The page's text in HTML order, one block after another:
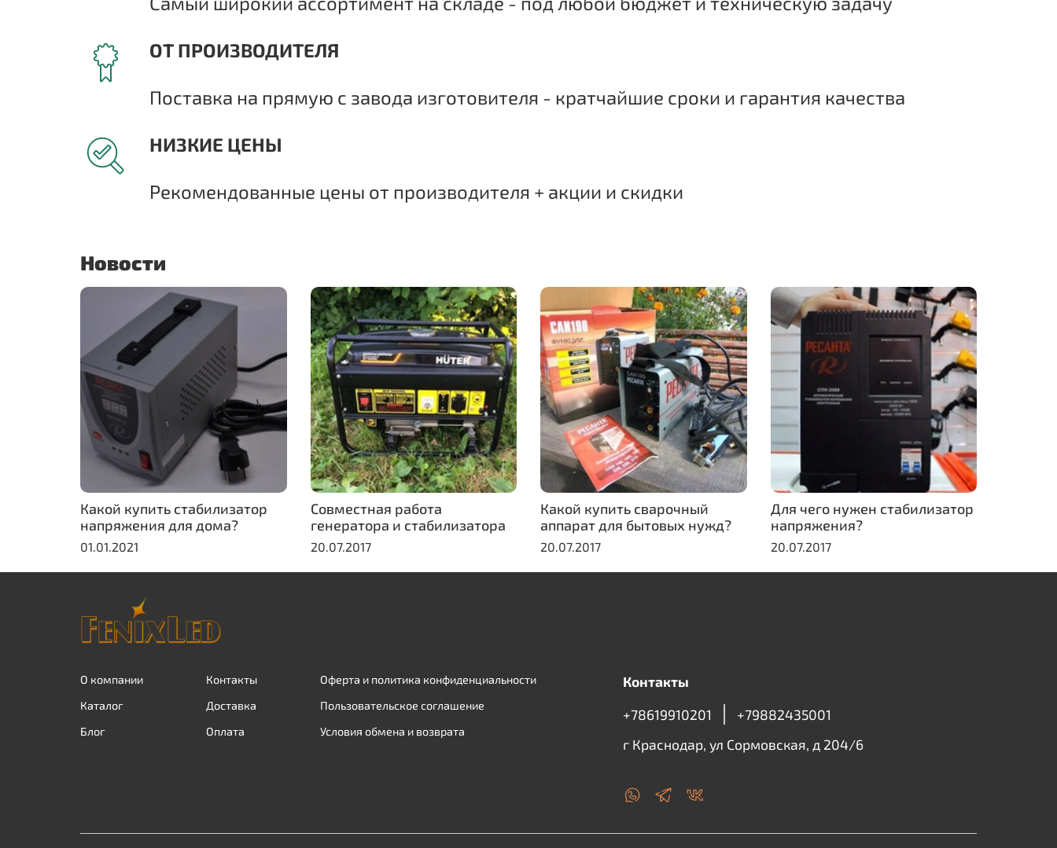
ОТ ПРОИЗВОДИТЕЛЯ
Поставка на прямую с завода изготовителя - кратчайшие сроки и гарантия качества
НИЗКИЕ ЦЕНЫ
Рекомендованные цены от производителя + акции и скидки
Новости
Какой купить стабилизатор
напряжения для дома?
01.01.2021
Совместная работа
генератора и стабилизатора
20.07.2017
Какой купить сварочный
аппарат для бытовых нужд?
20.07.2017
Для чего нужен стабилизатор
напряжения?
20.07.2017
О компании
Каталог
Блог
Контакты
Доставка
Оплата
Оферта и политика конфиденциальности
Пользовательское соглашение
Условия обмена и возврата
Контакты
+78619910201
+79882435001
г Краснодар, ул Сормовская, д 204/6